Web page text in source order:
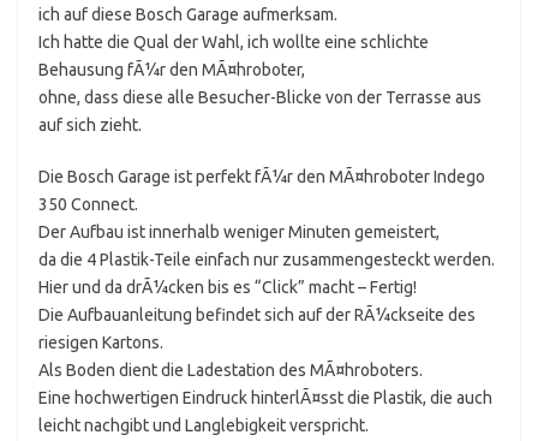
ich auf diese Bosch Garage aufmerksam.
Ich hatte die Qual der Wahl, ich wollte eine schlichte
Behausung fÃ¼r den MÃ¤hroboter,
ohne, dass diese alle Besucher-Blicke von der Terrasse aus
auf sich zieht.
Die Bosch Garage ist perfekt fÃ¼r den MÃ¤hroboter Indego
350 Connect.
Der Aufbau ist innerhalb weniger Minuten gemeistert,
da die 4 Plastik-Teile einfach nur zusammengesteckt werden.
Hier und da drÃ¼cken bis es “Click” macht – Fertig!
Die Aufbauanleitung befindet sich auf der RÃ¼ckseite des
riesigen Kartons.
Als Boden dient die Ladestation des MÃ¤hroboters.
Eine hochwertigen Eindruck hinterlÃ¤sst die Plastik, die auch
leicht nachgibt und Langlebigkeit verspricht.